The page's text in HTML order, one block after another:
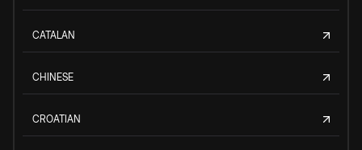
CATALAN
CHINESE
CROATIAN